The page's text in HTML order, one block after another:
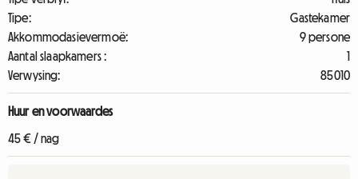
Tipe:
Gastekamer
Akkommodasievermoë:
9 persone
Aantal slaapkamers :
1
Verwysing:
85010
Huur en voorwaardes
45 € / nag